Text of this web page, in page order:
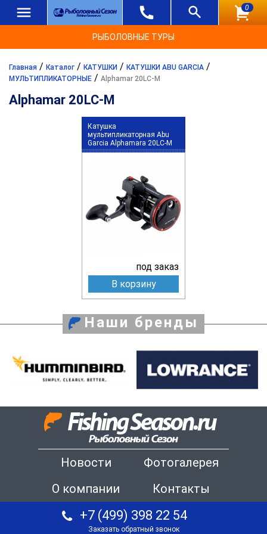
0
РЫБОЛОВНЫЕ ТУРЫ
Главная / Каталог / КАТУШКИ / КАТУШКИ ABU GARCIA /
МУЛЬТИПЛИКАТОРНЫЕ / Alphamar 20LC-M
Alphamar 20LC-M
Катушка
мультипликаторная Abu
Garcia Alphamara 20LC-M
под заказ
В корзину
Наши бренды
Новости
Фотогалерея
О компании
Контакты
+7 (499) 398 22 54
Заказать обратный звонок